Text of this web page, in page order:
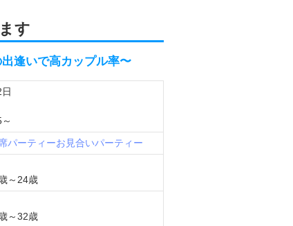
す
逢いで高カップル率〜
パーティーお見合いパーティー
～24歳
～32歳